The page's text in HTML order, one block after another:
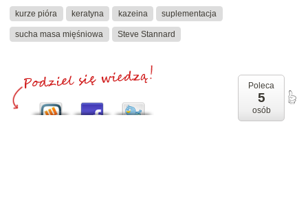
kurze pióra keratyna kazeina suplementacja
sucha masa mięśniowa Steve Stannard
Poleca
5
osób